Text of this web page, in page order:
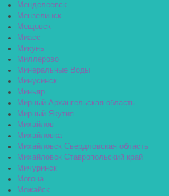
Менделеевск
Мензелинск
Мещовск
Миасс
Микунь
Миллерово
Минеральные Воды
Минусинск
Миньяр
Мирный Архангельская область
Мирный Якутия
Михайлов
Михайловка
Михайловск Свердловская область
Михайловск Ставропольский край
Мичуринск
Могоча
Можайск